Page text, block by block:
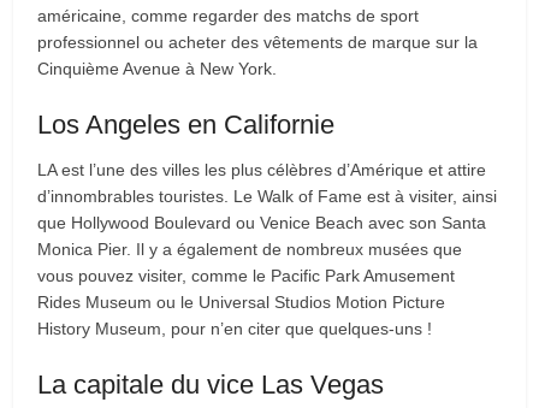
américaine, comme regarder des matchs de sport
professionnel ou acheter des vêtements de marque sur la
Cinquième Avenue à New York.
Los Angeles en Californie
LA est l’une des villes les plus célèbres d’Amérique et attire
d’innombrables touristes. Le Walk of Fame est à visiter, ainsi
que Hollywood Boulevard ou Venice Beach avec son Santa
Monica Pier. Il y a également de nombreux musées que
vous pouvez visiter, comme le Pacific Park Amusement
Rides Museum ou le Universal Studios Motion Picture
History Museum, pour n’en citer que quelques-uns !
La capitale du vice Las Vegas